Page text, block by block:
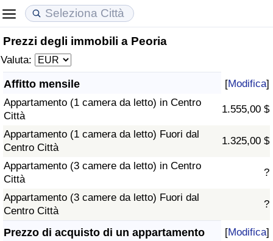
Prezzi degli immobili a Peoria
Valuta:
Affitto mensile [Modifica]
Appartamento (1 camera da letto) in Centro
Città
1.555,00 $
Appartamento (1 camera da letto) Fuori dal
Centro Città
1.325,00 $
Appartamento (3 camere da letto) in Centro
Città
?
Appartamento (3 camere da letto) Fuori dal
Centro Città
?
Prezzo di acquisto di un appartamento [Modifica]
Costo della vita
Indice Del Costo Della Vita (corrente)
Indice Del Costo Della Vita
Indice del Costo della Vita per Nazione
ad Aqaba
Prezzi degli immobili
Indice del Prezzo delle Case (Corrente)
Indice del Prezzo delle Case
Indice del Prezzo delle Case per Nazione
Qualità della Vita
Indice della Qualità della Vita
Indice della Qualità della Vita (Corrente)
Indice della qualità della vita per Paese
Criminalità
Indice del Tasso di Criminalità (Corrente)
Indice della Criminalità